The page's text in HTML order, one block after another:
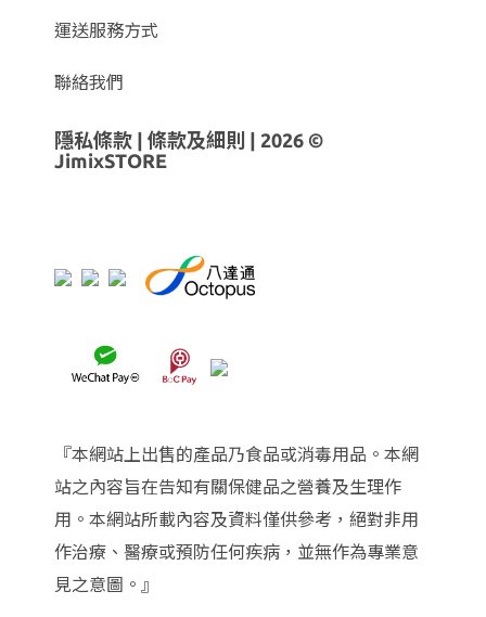
運送服務方式
聯絡我們
隱私條款 條款及細則
| 2026 ©
JimixSTORE
『本網站上出售的產品乃食品或消毒用品。本網
站之內容旨在告知有關保健品之營養及生理作
用。本網站所載內容及資料僅供參考，絕對非用
作治療、醫療或預防任何疾病，並無作為專業意
見之意圖。』